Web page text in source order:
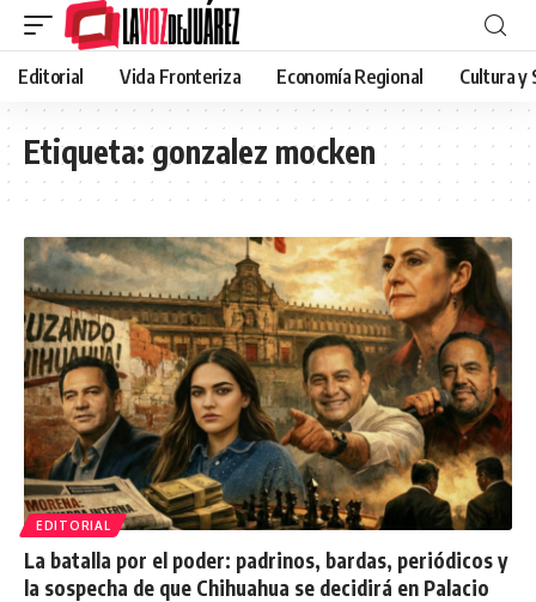
Editorial Vida Fronteriza Economía Regional Cultura y
Etiqueta:gonzalez mocken
EDITORIAL
La batalla por el poder: padrinos, bardas, periódicos y
la sospecha de que Chihuahua se decidirá en Palacio